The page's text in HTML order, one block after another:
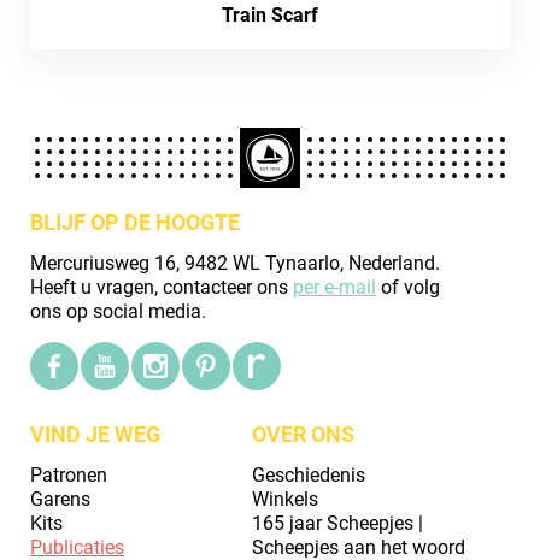
Train Scarf
BLIJF OP DE HOOGTE
Mercuriusweg 16, 9482 WL Tynaarlo, Nederland.
Heeft u vragen, contacteer ons per e-mail of volg
ons op social media.
VIND JE WEG
Patronen
Garens
Kits
Publicaties
OVER ONS
Geschiedenis
Winkels
165 jaar Scheepjes |
Scheepjes aan het woord